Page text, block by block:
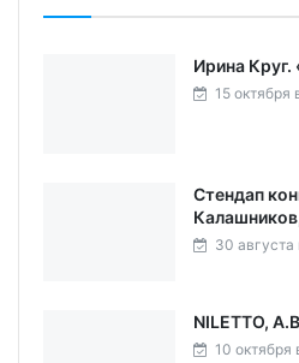
Ирина Круг.
15 октября
Стендап
30
NILETTO,
10 октября